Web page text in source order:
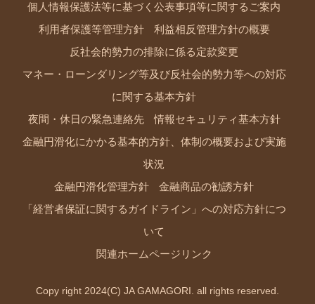
個人情報保護法等に基づく公表事項等に関するご案内
利用者保護等管理方針 利益相反管理方針の概要
反社会的勢力の排除に係る定款変更
マネー・ローンダリング等及び反社会的勢力等への対応
に関する基本方針
夜間・休日の緊急連絡先 情報セキュリティ基本方針
金融円滑化にかかる基本的方針、体制の概要および実施
状況
金融円滑化管理方針 金融商品の勧誘方針
「経営者保証に関するガイドライン」への対応方針につ
いて
関連ホームページリンク
Copy right 2024(C) JA GAMAGORI. all rights reserved.